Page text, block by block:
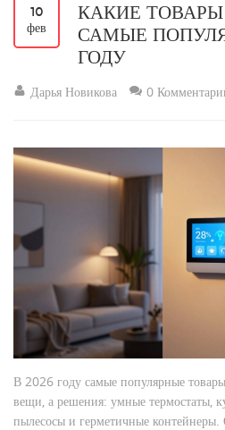
10
фев
КАКИЕ
САМЫЕ
ГОДУ
Дарья Новикова 0
В 2026 году самые популярные
вещи, а решения: умные термостаты,
пылесосы и герметичные